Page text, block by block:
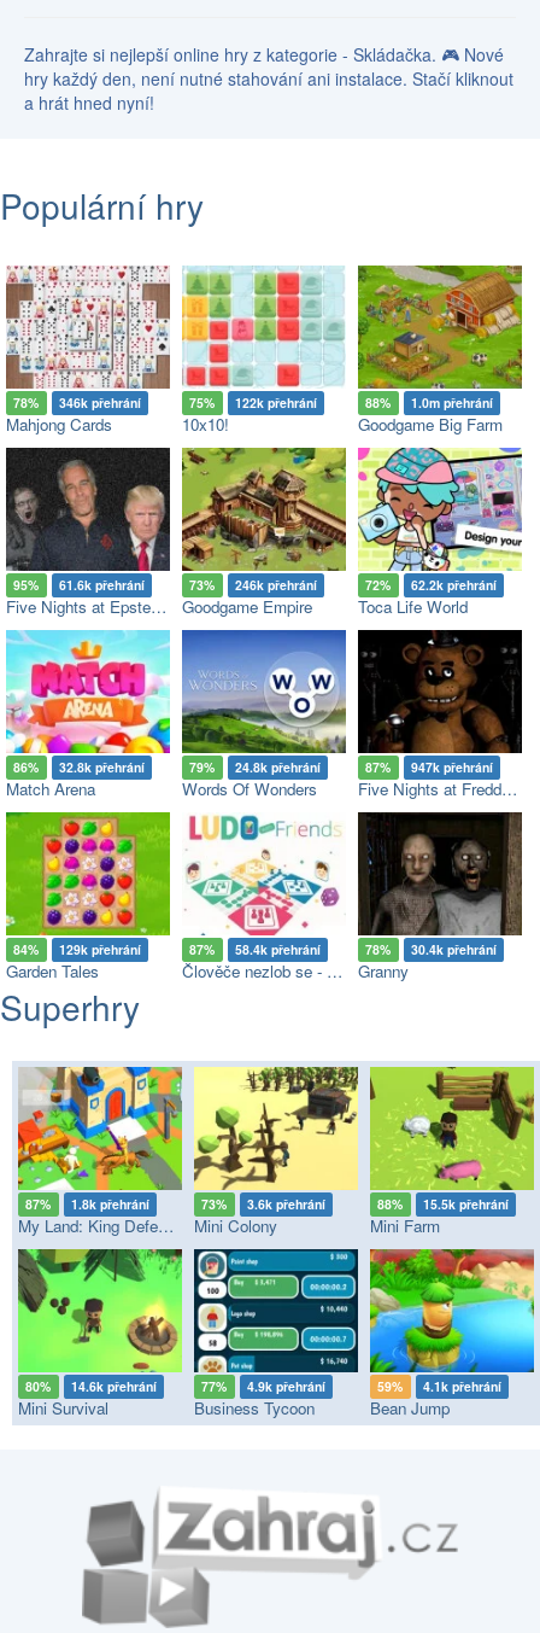
Zahrajte si nejlepší online hry z kategorie - Skládačka. 🎮 Nové
hry každý den, není nutné stahování ani instalace. Stačí kliknout
a hrát hned nyní!
Populární hry
78% 346k přehrání
Mahjong Cards
75% 122k přehrání
10x10!
88% 1.0m přehrání
Goodgame Big Farm
95% 61.6k přehrání
Five Nights at Epstein’s
73% 246k přehrání
Goodgame Empire
72% 62.2k přehrání
Toca Life World
86% 32.8k přehrání
Match Arena
79% 24.8k přehrání
Words Of Wonders
87% 947k přehrání
Five Nights at Freddy's
84% 129k přehrání
Garden Tales
87% 58.4k přehrání
Člověče nezlob se - Multiplayer
78% 30.4k přehrání
Granny
Superhry
87% 1.8k přehrání
My Land: King Defender
73% 3.6k přehrání
Mini Colony
88% 15.5k přehrání
Mini Farm
80% 14.6k přehrání
Mini Survival
77% 4.9k přehrání
Business Tycoon
59% 4.1k přehrání
Bean Jump